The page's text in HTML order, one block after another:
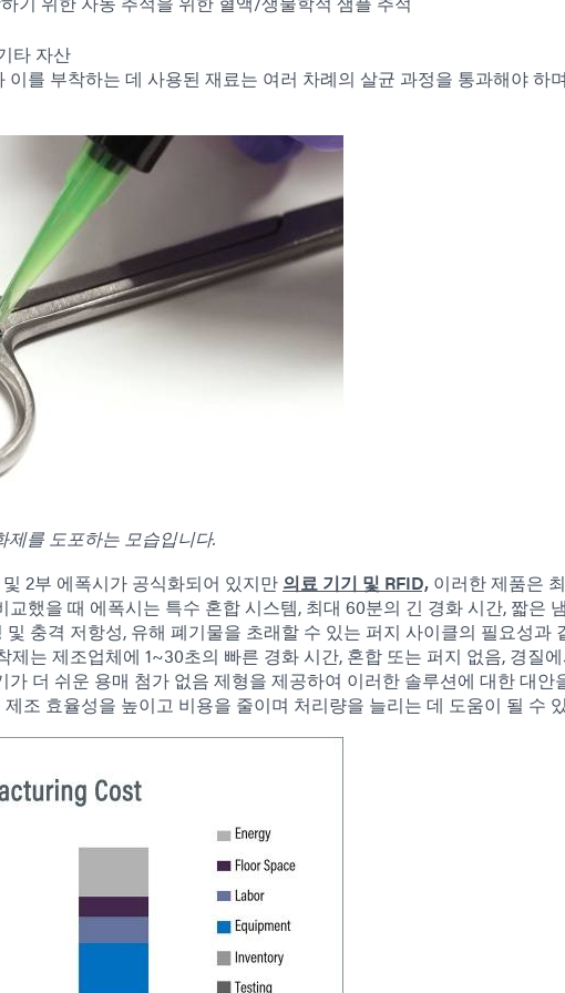
타 자산
를 부착하는 데 사용된 재료는 여러 차례의 살균 과정을 통과해야 하
제를 도포하는 모습입니다.
2부 에폭시가 공식화되어 있지만 의료 기기 및 RFID, 이러한 제품은
했을 때 에폭시는 특수 혼합 시스템, 최대 60분의 긴 경화 시간, 짧은
충격 저항성, 유해 폐기물을 초래할 수 있는 퍼지 사이클의 필요성과
제는 제조업체에 1~30초의 빠른 경화 시간, 혼합 또는 퍼지 없음, 경질
가 더 쉬운 용매 첨가 없음 제형을 제공하여 이러한 솔루션에 대한 대안
조 효율성을 높이고 비용을 줄이며 처리량을 늘리는 데 도움이 될 수